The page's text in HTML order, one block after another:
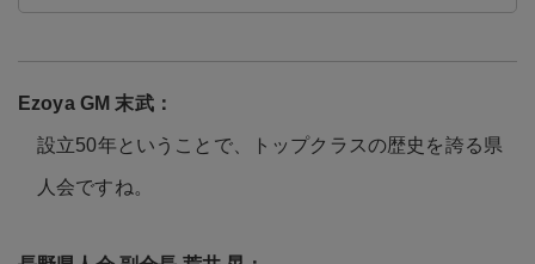
設立50年ということで、トップクラスの歴史を誇る県
人会ですね。